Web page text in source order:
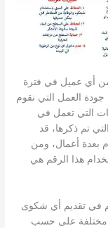
أي عميل في فترة
جودة العمل التي نقوم
التي تعمل في
تم ذكرها، قد
بعدة أعمال، ومن
هذا الرقم هي
في تقديم أي شكوى
مختلفة على حسب